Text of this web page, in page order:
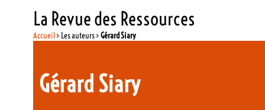
La Revue des Ressources
Accueil> Les auteurs >Gérard Siary
Gérard Siary